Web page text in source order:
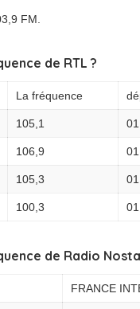
FM.
de RTL ?
La fréquence
105,1
106,9
105,3
100,3
de Radio
FRANCE